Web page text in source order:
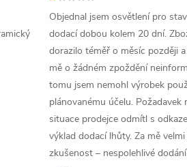
Objednal jsem osvětlení pro
dodací dobou kolem 20 dní.
dorazilo téměř o měsíc později
mě o žádném zpoždění
tomu jsem nemohl výrobek
plánovanému účelu. Požadavek
situace prodejce odmítl s
výklad dodací lhůty. Za mě
zkušenost – nespolehlivé